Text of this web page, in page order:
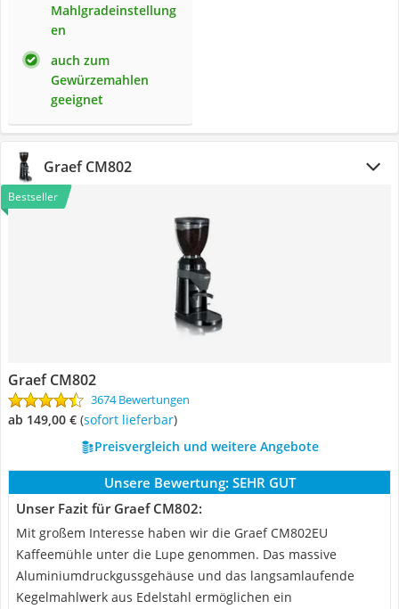
Mahlgradeinstellung
en
auch zum
Gewürzemahlen
geeignet
Graef CM802
Bestseller
Graef CM802
3674 Bewertungen
ab 149,00 € ( Sofort lieferbar)
Preisvergleich und weitere Angebote
Unsere Bewertung: SEHR GUT
Unser Fazit für Graef CM802:
Mit großem Interesse haben wir die Graef CM802EU
Kaffeemühle unter die Lupe genommen. Das massive
Aluminiumdruckgussgehäuse und das langsamlaufende
Kegelmahlwerk aus Edelstahl ermöglichen ein